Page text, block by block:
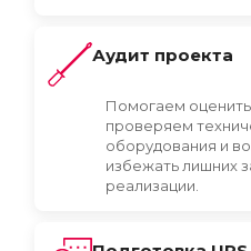
Аудит проекта
Помогаем
проверяем
оборудования и
избежать лишних
реализации.